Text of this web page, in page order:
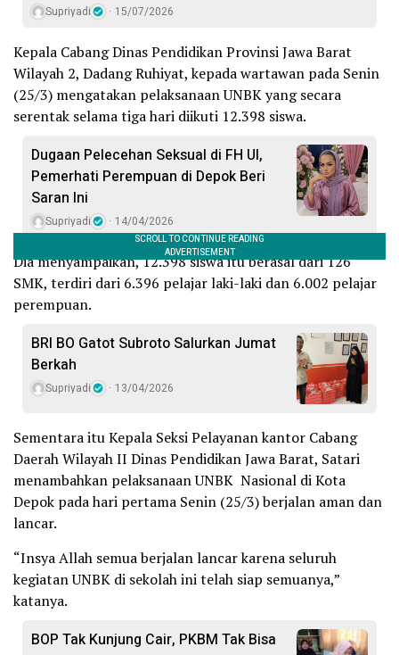
Supriyadi 15/07/2026
Kepala Cabang Dinas Pendidikan Provinsi Jawa Barat
Wilayah 2, Dadang Ruhiyat, kepada wartawan pada Senin
(25/3) mengatakan pelaksanaan UNBK yang secara
serentak selama tiga hari diikuti 12.398 siswa.
Dugaan Pelecehan Seksual di FH UI,
Pemerhati Perempuan di Depok Beri
Saran Ini
Supriyadi 14/04/2026
Dia menyampaikan, 12.398 siswa itu berasal dari 126
SMK, terdiri dari 6.396 pelajar laki-laki dan 6.002 pelajar
perempuan.
BRI BO Gatot Subroto Salurkan Jumat
Berkah
Supriyadi 13/04/2026
Sementara itu Kepala Seksi Pelayanan kantor Cabang
Daerah Wilayah II Dinas Pendidikan Jawa Barat, Satari
menambahkan pelaksanaan UNBK Nasional di Kota
Depok pada hari pertama Senin (25/3) berjalan aman dan
lancar.
“Insya Allah semua berjalan lancar karena seluruh
kegiatan UNBK di sekolah ini telah siap semuanya,”
katanya.
BOP Tak Kunjung Cair, PKBM Tak Bisa